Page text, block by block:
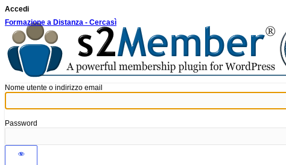
Accedi
Formazione a Distanza - Cercasì
Nome utente o indirizzo email
Password